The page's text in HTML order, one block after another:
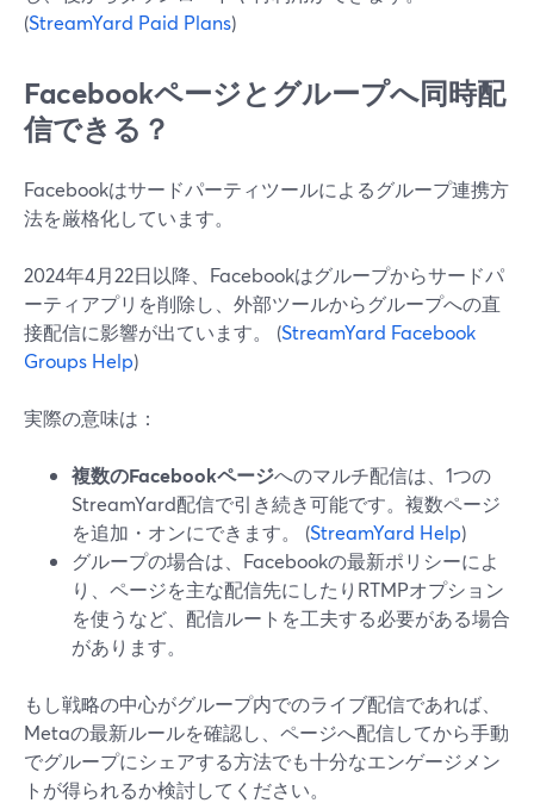
(StreamYard Paid Plans)
Facebookページとグループへ同時配
信できる？
Facebookはサードパーティツールによるグループ連携方
法を厳格化しています。
2024年4月22日以降、Facebookはグループからサードパ
ーティアプリを削除し、外部ツールからグループへの直
接配信に影響が出ています。 (StreamYard Facebook
Groups Help)
実際の意味は：
複数のFacebookページへのマルチ配信は、1つの
StreamYard配信で引き続き可能です。複数ページ
を追加・オンにできます。 (StreamYard Help)
グループの場合は、Facebookの最新ポリシーによ
り、ページを主な配信先にしたりRTMPオプション
を使うなど、配信ルートを工夫する必要がある場合
があります。
もし戦略の中心がグループ内でのライブ配信であれば、
Metaの最新ルールを確認し、ページへ配信してから手動
でグループにシェアする方法でも十分なエンゲージメン
トが得られるか検討してください。